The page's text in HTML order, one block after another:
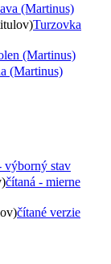
(Martinus)
Turzovka
(Martinus)
(Martinus)
výborný stav
čítaná - mierne
čítané verzie